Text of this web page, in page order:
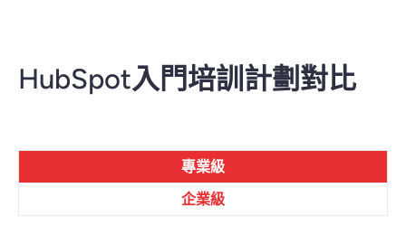
HubSpot入門培訓計劃對比
專業級
企業級